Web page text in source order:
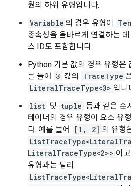
원의 하위 유형입니다.
Variable 의 경우 유형이
종속성을 올바르게 연결하는
스 ID도 포함합니다.
Python 기본 값의 경우 유형은
를 들어
3 값의 TraceType
LiteralTraceType<3> 입니
list 및 tuple 등과 같은 순
테이너의 경우 유형이 요소 유
다. 예를 들어
[1, 2] 의 유형
LiteralTraceType<2>> 이고
유형과는 달리